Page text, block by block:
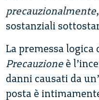
precauzionalmente
sostanziali
La premessa logica
Precauzione è
danni causati da
posta è